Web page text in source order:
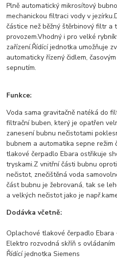
Plně automatický mikrosítový
mechanickou filtraci vody v
částice než běžný štěrbinový filtr a
provozem.Vhodný i pro velké
zařízení.Řídící jednotka umožňuje
automaticky řízený čidlem,
sepnutím.
Funkce:
Voda sama gravitačně natéká do
filtrační buben, který je opatřen
zanesení bubnu nečistotami
bubnem a automatika sepne režim
tlakové čerpadlo Ebara ostřikuje
tryskami.Z vnitřní části bubnu
nečistot, znečištěná voda
část bubnu je žebrovaná, tak se
a velkých nečistot jako je
Dodávka včetně:
Oplachové tlakové čerpadlo Ebara
Elektro rozvodná skříň s ovládaním
Řídící jednotka Siemens